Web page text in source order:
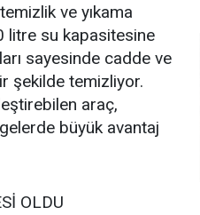
ve yıkama
litre su kapasitesine
sayesinde cadde ve
şekilde temizliyor.
araç,
büyük avantaj
OLDU